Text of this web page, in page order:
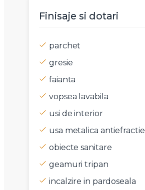
Finisaje si dotari
parchet
gresie
faianta
vopsea lavabila
usi de interior
usa metalica antiefractie
obiecte sanitare
geamuri tripan
incalzire in pardoseala